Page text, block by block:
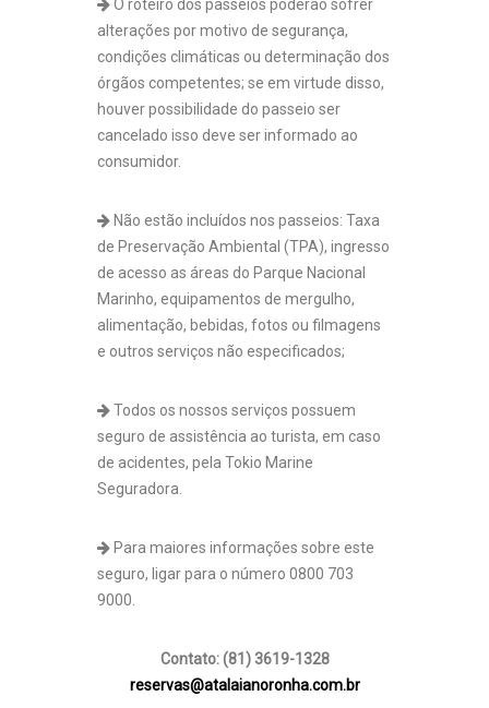
O roteiro dos passeios poderão sofrer
alterações por motivo de segurança,
condições climáticas ou determinação dos
órgãos competentes; se em virtude disso,
houver possibilidade do passeio ser
cancelado isso deve ser informado ao
consumidor.
Não estão incluídos nos passeios: Taxa
de Preservação Ambiental (TPA), ingresso
de acesso as áreas do Parque Nacional
Marinho, equipamentos de mergulho,
alimentação, bebidas, fotos ou filmagens
e outros serviços não especificados;
Todos os nossos serviços possuem
seguro de assistência ao turista, em caso
de acidentes, pela Tokio Marine
Seguradora.
Para maiores informações sobre este
seguro, ligar para o número 0800 703
9000.
Contato: (81) 3619-1328
reservas@atalaianoronha.com.br